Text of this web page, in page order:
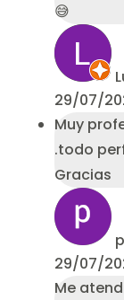
😅
29/07/
Muy
.todo
Gracias
29/07/
Me